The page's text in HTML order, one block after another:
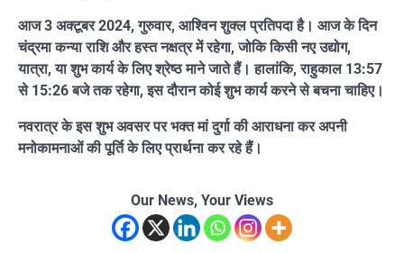
आज 3 अक्टूबर 2024, गुरुवार, आश्विन शुक्ल प्रतिपदा है। आज के दिन
चंद्रमा कन्या राशि और हस्त नक्षत्र में रहेगा, जोकि किसी नए उद्योग,
यात्रा, या शुभ कार्य के लिए श्रेष्ठ माने जाते हैं। हालांकि, राहुकाल 13:57
से 15:26 बजे तक रहेगा, इस दौरान कोई शुभ कार्य करने से बचना चाहिए।
नवरात्र के इस शुभ अवसर पर भक्त मां दुर्गा की आराधना कर अपनी
मनोकामनाओं की पूर्ति के लिए प्रार्थना कर रहे हैं।
Our News, Your Views